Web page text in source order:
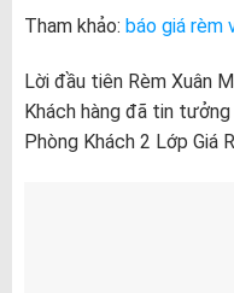
Tham khảo: báo giá rèm
Lời đầu tiên Rèm Xuân
Khách hàng đã tin
Phòng Khách 2 Lớp Giá